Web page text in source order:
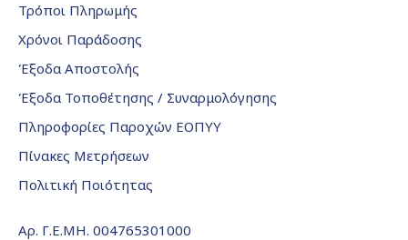
Τρόποι Πληρωμής
Χρόνοι Παράδοσης
Έξοδα Αποστολής
Έξοδα Τοποθέτησης / Συναρμολόγησης
Πληροφορίες Παροχών ΕΟΠΥΥ
Πίνακες Μετρήσεων
Πολιτική Ποιότητας
Αρ. Γ.Ε.ΜΗ. 004765301000